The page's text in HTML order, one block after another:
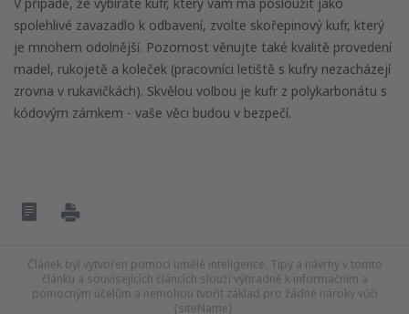
V případě, že vybíráte kufr, který vám má posloužit jako
spolehlivé zavazadlo k odbavení, zvolte skořepinový kufr, který
je mnohem odolnější. Pozornost věnujte také kvalitě provedení
madel, rukojetě a koleček (pracovníci letiště s kufry nezacházejí
zrovna v rukavičkách). Skvělou volbou je kufr z polykarbonátu s
kódovým zámkem - vaše věci budou v bezpečí.
Článek byl vytvořen pomocí umělé inteligence. Tipy a návrhy v tomto
článku a souvisejících článcích slouží výhradně k informačním a
pomocným účelům a nemohou tvořit základ pro žádné nároky vůči
{siteName}.